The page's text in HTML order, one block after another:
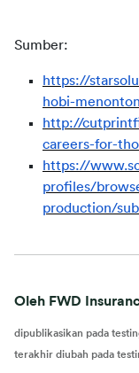
Sumber:
https://
hobi-
http://
careers-for-
https://
profiles/
production/
Oleh FWD
dipublikasikan pada
terakhir diubah pada